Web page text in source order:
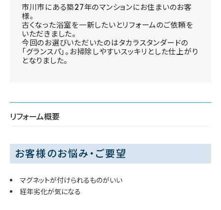
市川市にある築27年のマンションにお住まいのお客
様。
古くなった浴室を一新したいとリフォームのご依頼を
いただきました。
今回のお選びいただいたのはタカラスタンダードの
「グランスパ」。お掃除しやすいスッキリとした仕上がり
となりました。
リフォーム概要
お客様のお悩み・ご要望
マグネットが付けられるものがいい
経年劣化が気になる